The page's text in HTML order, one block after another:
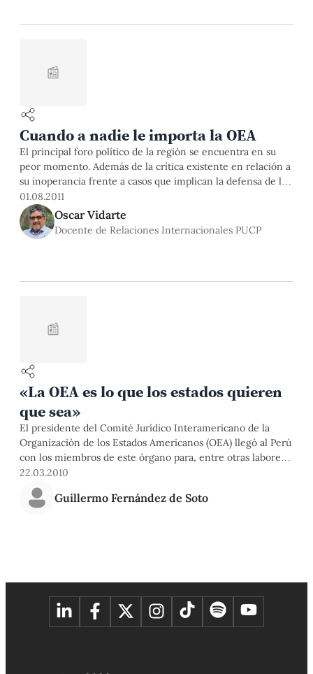
📰
Cuando a nadie le importa la OEA
El principal foro político de la región se encuentra en su
peor momento. Además de la crítica existente en relación a
su inoperancia frente a casos que implican la defensa de la
democracia, como el golpe de estado en Honduras (2011) o
la seguridad internacional, como la violación de la soberanía
y la integridad territorial de Ecuador por parte de Colombia
(2008), en la actualidad dos de sus principales miembros
01.08.2011
Oscar Vidarte
Docente de Relaciones Internacionales PUCP
📰
«La OEA es lo que los estados quieren
que sea»
El presidente del Comité Jurídico Interamericano de la
Organización de los Estados Americanos (OEA) llegó al Perú
con los miembros de este órgano para, entre otras labores,
compartir sus conocimientos con alumnos del Instituto de
Estudios Internacionales (IDEI) de la Católica. Este martes
participará en un conversatorio en el Instituto Riva-Agüero
22.03.2010
Guillermo Fernández de Soto